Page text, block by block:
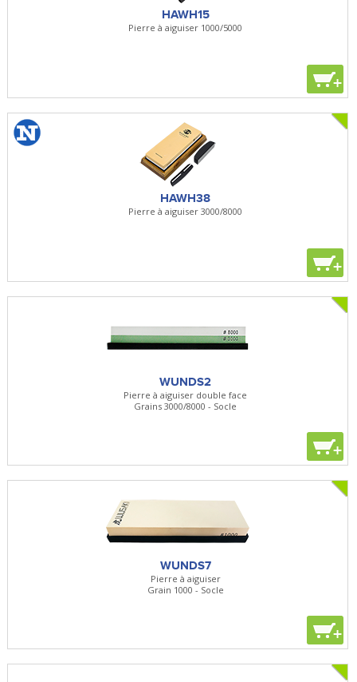
HAWH15
Pierre à aiguiser 1000/5000
+
HAWH38
Pierre à aiguiser 3000/8000
+
WUNDS2
Pierre à aiguiser double face
Grains 3000/8000 - Socle
+
WUNDS7
Pierre à aiguiser
Grain 1000 - Socle
+